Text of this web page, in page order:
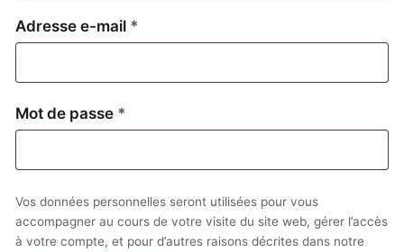
Adresse e-mail *
Mot de passe *
Vos données personnelles seront utilisées pour vous
accompagner au cours de votre visite du site web, gérer l’accès
à votre compte, et pour d’autres raisons décrites dans notre